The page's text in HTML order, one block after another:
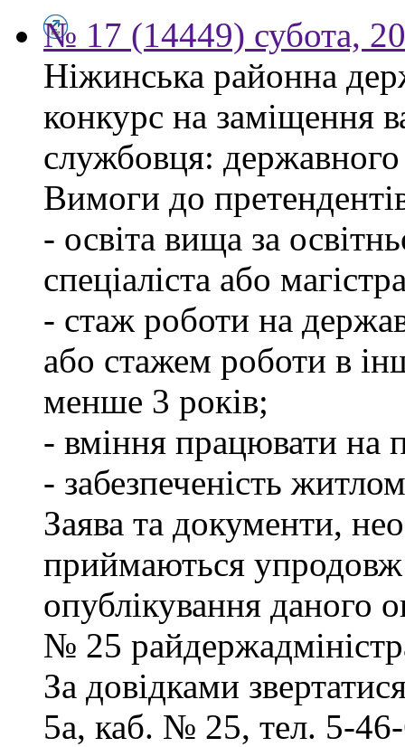
№ 17 (14449) субота,
Ніжинська районна
конкурс на заміщення
службовця: державного
Вимоги до
- освіта вища за
спеціаліста або
- стаж роботи на
або стажем роботи в
менше 3 років;
- вміння працювати на
- забезпеченість
Заява та документи,
приймаються упродовж
опублікування даного
№ 25
За довідками
5а, каб. № 25, тел. 5-